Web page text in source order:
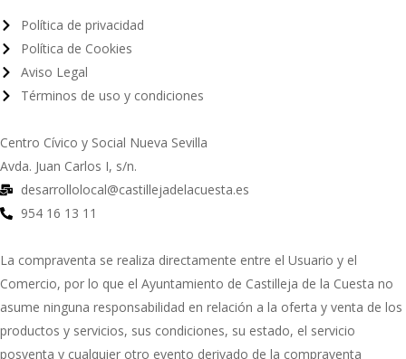
Política de privacidad
Política de Cookies
Aviso Legal
Términos de uso y condiciones
Centro Cívico y Social Nueva Sevilla
Avda. Juan Carlos I, s/n.
desarrollolocal@castillejadelacuesta.es
954 16 13 11
La compraventa se realiza directamente entre el Usuario y el
Comercio, por lo que el Ayuntamiento de Castilleja de la Cuesta no
asume ninguna responsabilidad en relación a la oferta y venta de los
productos y servicios, sus condiciones, su estado, el servicio
posventa y cualquier otro evento derivado de la compraventa